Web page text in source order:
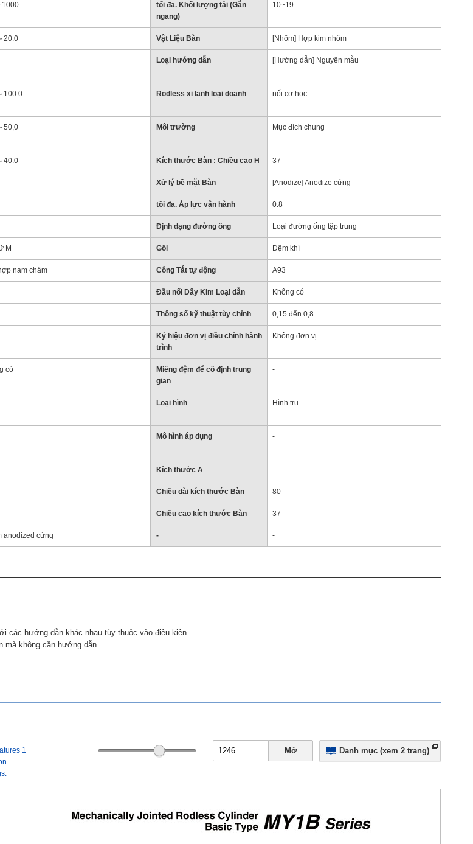
1000
tối đa. Khối lượng tải (Gắn
ngang)
10~19
20.0 Vật Liệu Bàn [Nhôm] Hợp kim nhôm
Loại hướng dẫn [Hướng dẫn] Nguyên mẫu
100.0 Rodless xi lanh loại doanh nối cơ học
50,0 Môi trường Mục đích chung
40.0 Kích thước Bàn : Chiều cao H 37
Xử lý bề mặt Bàn [Anodize] Anodize cứng
tối đa. Áp lực vận hành 0.8
Định dạng đường ống Loại đường ống tập trung
M Gối Đệm khí
nam châm Công Tắt tự động A93
Đầu nối Dây Kim Loại dẫn Không có
Thông số kỹ thuật tùy chỉnh 0,15 đến 0,8
Ký hiệu đơn vị điều chỉnh hành
trình
Không đơn vị
có
Miếng đệm để cố định trung
gian
-
Loại hình Hình trụ
Mô hình áp dụng -
Kích thước A -
Chiều dài kích thước Bàn 80
Chiều cao kích thước Bàn 37
anodized cứng - -
các hướng dẫn khác nhau tùy thuộc vào điều kiện
mà không cần hướng dẫn
1
Mở Danh mục (xem 2 trang)